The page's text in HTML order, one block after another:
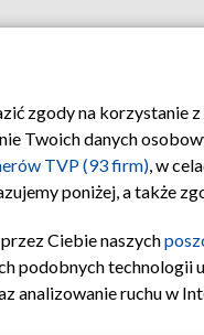
Polityka
zgody na korzystanie
Twoich danych
TVP (93 firm), w
poniżej, a także
Ciebie naszych
technologii
analizowanie ruchu w